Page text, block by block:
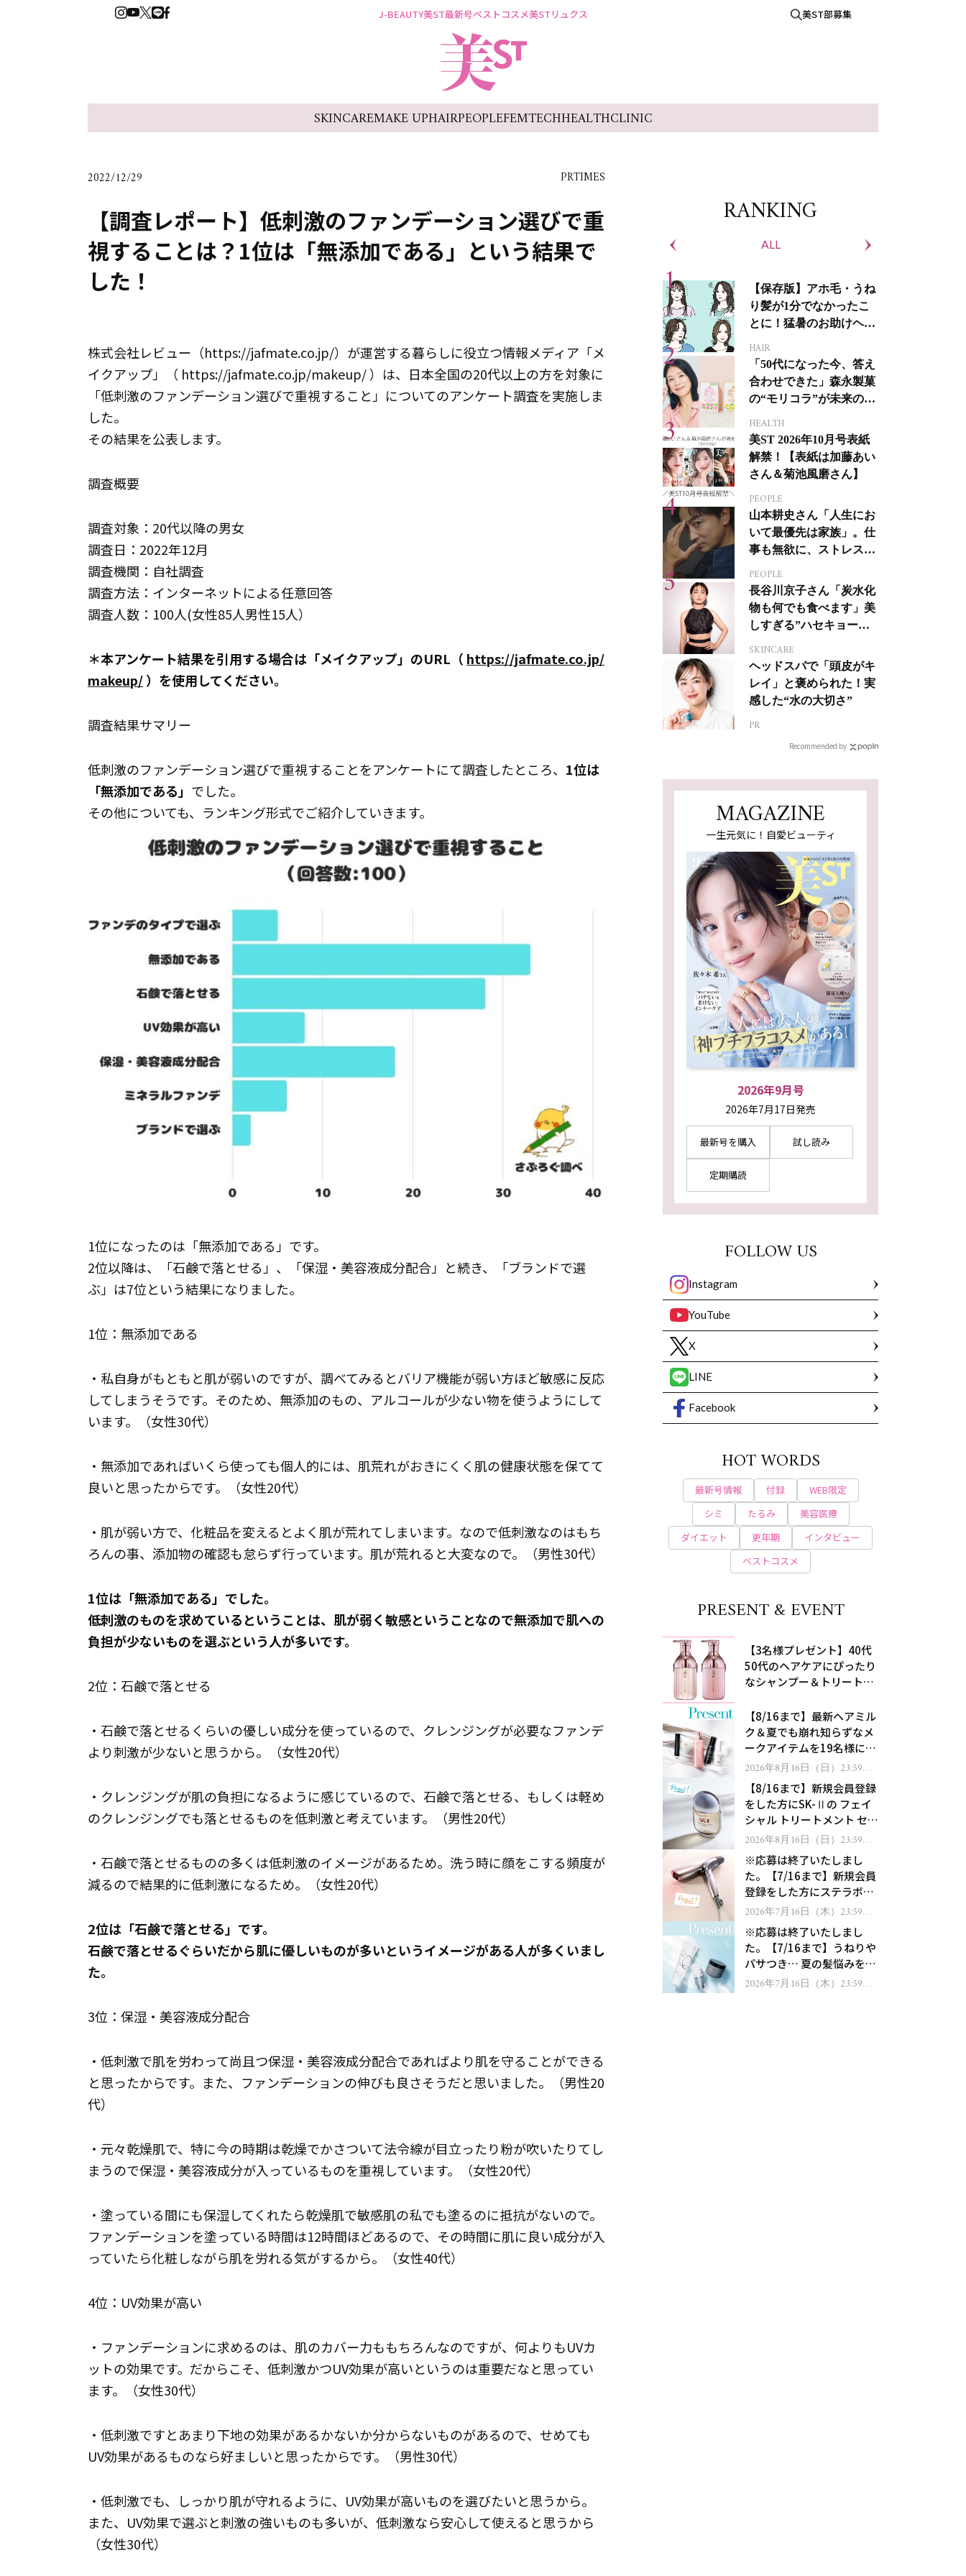
J-BEAUTY美ST最新号ベストコスメ美STリュクス 美ST部募集
SKINCAREMAKE UPHAIRPEOPLEFEMTECHHEALTHCLINIC
2022/12/29 PRTIMES
【調査レポート】低刺激のファンデーション選びで重
視することは？1位は「無添加である」という結果で
した！
株式会社レビュー（https://jafmate.co.jp/）が運営する暮らしに役立つ情報メディア「メ
イクアップ」（ https://jafmate.co.jp/makeup/ ）は、日本全国の20代以上の方を対象に
「低刺激のファンデーション選びで重視すること」についてのアンケート調査を実施しま
した。
その結果を公表します。
調査概要
調査対象：20代以降の男女
調査日：2022年12月
調査機関：自社調査
調査方法：インターネットによる任意回答
調査人数：100人(女性85人男性15人）
＊本アンケート結果を引用する場合は「メイクアップ」のURL（ https://jafmate.co.jp/
makeup/）を使用してください。
調査結果サマリー
低刺激のファンデーション選びで重視することをアンケートにて調査したところ、 1位は
「無添加である」 でした。
その他についても、ランキング形式でご紹介していきます。
1位になったのは「無添加である」です。
2位以降は、「石鹸で落とせる」、「保湿・美容液成分配合」と続き、「ブランドで選
ぶ」は7位という結果になりました。
1位：無添加である
・私自身がもともと肌が弱いのですが、調べてみるとバリア機能が弱い方ほど敏感に反応
してしまうそうです。そのため、無添加のもの、アルコールが少ない物を使うようにして
います。（女性30代）
・無添加であればいくら使っても個人的には、肌荒れがおきにくく肌の健康状態を保てて
良いと思ったからです。（女性20代）
・肌が弱い方で、化粧品を変えるとよく肌が荒れてしまいます。なので低刺激なのはもち
ろんの事、添加物の確認も怠らず行っています。肌が荒れると大変なので。（男性30代）
1位は「無添加である」でした。
低刺激のものを求めているということは、肌が弱く敏感ということなので無添加で肌への
負担が少ないものを選ぶという人が多いです。
2位：石鹸で落とせる
・石鹸で落とせるくらいの優しい成分を使っているので、クレンジングが必要なファンデ
より刺激が少ないと思うから。（女性20代）
・クレンジングが肌の負担になるように感じているので、石鹸で落とせる、もしくは軽め
のクレンジングでも落とせるものを低刺激と考えています。（男性20代）
・石鹸で落とせるものの多くは低刺激のイメージがあるため。洗う時に顔をこする頻度が
減るので結果的に低刺激になるため。（女性20代）
2位は「石鹸で落とせる」です。
石鹸で落とせるぐらいだから肌に優しいものが多いというイメージがある人が多くいまし
た。
3位：保湿・美容液成分配合
・低刺激で肌を労わって尚且つ保湿・美容液成分配合であればより肌を守ることができる
と思ったからです。また、ファンデーションの伸びも良さそうだと思いました。（男性20
代）
・元々乾燥肌で、特に今の時期は乾燥でかさついて法令線が目立ったり粉が吹いたりてし
まうので保湿・美容液成分が入っているものを重視しています。（女性20代）
・塗っている間にも保湿してくれたら乾燥肌で敏感肌の私でも塗るのに抵抗がないので。
ファンデーションを塗っている時間は12時間ほどあるので、その時間に肌に良い成分が入
っていたら化粧しながら肌を労れる気がするから。（女性40代）
4位：UV効果が高い
・ファンデーションに求めるのは、肌のカバー力ももちろんなのですが、何よりもUVカ
ットの効果です。だからこそ、低刺激かつUV効果が高いというのは重要だなと思ってい
ます。（女性30代）
・低刺激ですとあまり下地の効果があるかないか分からないものがあるので、せめても
UV効果があるものなら好ましいと思ったからです。（男性30代）
・低刺激でも、しっかり肌が守れるように、UV効果が高いものを選びたいと思うから。
また、UV効果で選ぶと刺激の強いものも多いが、低刺激なら安心して使えると思うから
（女性30代）
RANKING
ALL
【保存版】アホ毛・うね
り髪が1分でなかったこ
とに！猛暑のお助けヘア
HAIR
「50代になった今、答え
合わせできた」森永製菓
の“モリコラ”が未来のキ
HEALTH
美ST 2026年10月号表紙
解禁！【表紙は加藤あい
さん＆菊池風磨さん】
PEOPLE
山本耕史さん「人生にお
いて最優先は家族」。仕
事も無欲に、ストレスを
PEOPLE
長谷川京子さん「炭水化
物も何でも食べます」美
しすぎる”ハセキョーボ
SKINCARE
ヘッドスパで「頭皮がキ
レイ」と褒められた！実
感した“水の大切さ”
PR
Recommended by
MAGAZINE
一生元気に！自愛ビューティ
2026年9月号
2026年7月17日発売
最新号を購入 試し読み
定期購読
FOLLOW US
Instagram
YouTube
X
LINE
Facebook
HOT WORDS
最新号情報 付録
WEB限定
シミ
たるみ
美容医療
ダイエット
更年期
インタビュー
ベストコスメ
PRESENT & EVENT
【3名様プレゼント】40代
50代のヘアケアにぴったり
なシャンプー＆トリートメ
処！
【8/16まで】最新ヘアミル
ク＆夏でも崩れ知らずなメ
ークアイテムを19名様にプ
レゼント！
2026年8月16日（日）23:59ま
で【8/16まで】新規会員登録
をした方にSK-Ⅱの フェイ
シャル トリートメント セラ
ムをプレゼント！
2026年8月16日（日）23:59ま
※応募は終了いたしまし
た。【7/16まで】新規会員
登録をした方にステラボー
テのシャインリバース ヘア
ゼント！
2026年7月16日（木）23:59ま
※応募は終了いたしまし
た。【7/16まで】うねりや
パサつき… 夏の髪悩みを解
消するヘアケアアイテムを
2026年7月16日（木）23:59ま